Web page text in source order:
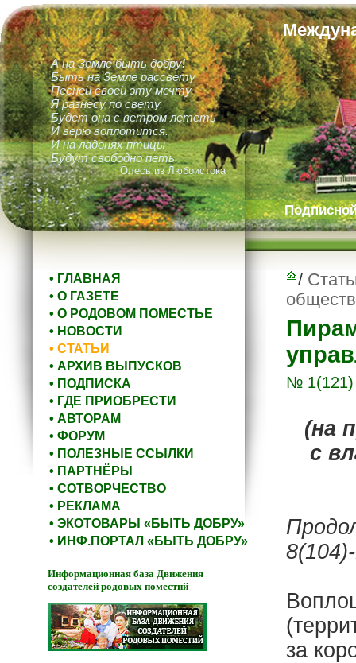
А на Земле быть добру!
Быть на Земле рассвету
Песней своей эту мечту
Я разнесу по свету.
Будет она с ветром лететь
И верю воплотится.
И на ладонях птицы
Будут свободно петь.
Олесь из Любоистока
• ГЛАВНАЯ
• О ГАЗЕТЕ
• О РОДОВОМ ПОМЕСТЬЕ
• НОВОСТИ
• СТАТЬИ
• АРХИВ ВЫПУСКОВ
• ПОДПИСКА
• ГДЕ ПРИОБРЕСТИ
• АВТОРАМ
• ФОРУМ
• ПОЛЕЗНЫЕ ССЫЛКИ
• ПАРТНЁРЫ
• СОТВОРЧЕСТВО
• РЕКЛАМА
• ЭКОТОВАРЫ «БЫТЬ ДОБРУ»
• ИНФ.ПОРТАЛ «БЫТЬ ДОБРУ»
Информационная база Движения
создателей родовых поместий
/
№ 1(121)
(на
с
за